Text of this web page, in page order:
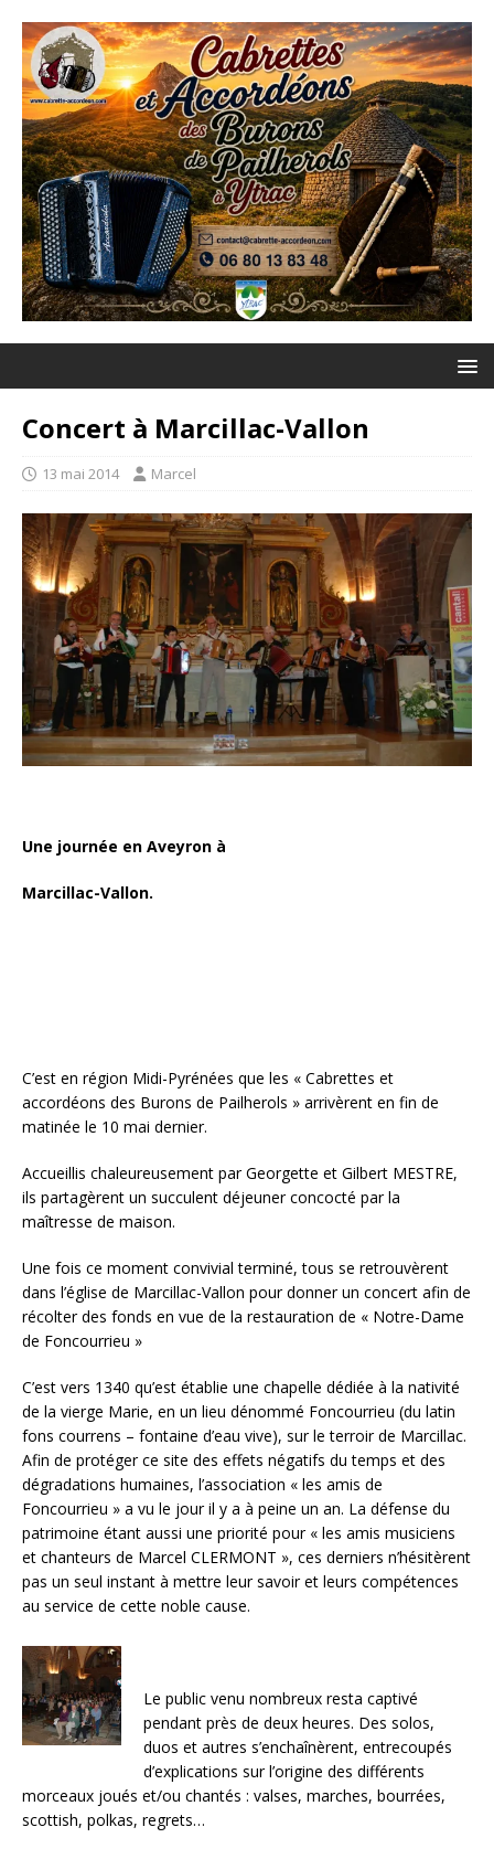
Concert à Marcillac-Vallon
13 mai 2014 Marcel
Une journée en Aveyron à
Marcillac-Vallon.
C’est en région Midi-Pyrénées que les « Cabrettes et
accordéons des Burons de Pailherols » arrivèrent en fin de
matinée le 10 mai dernier.
Accueillis chaleureusement par Georgette et Gilbert MESTRE,
ils partagèrent un succulent déjeuner concocté par la
maîtresse de maison.
Une fois ce moment convivial terminé, tous se retrouvèrent
dans l’église de Marcillac-Vallon pour donner un concert afin de
récolter des fonds en vue de la restauration de « Notre-Dame
de Foncourrieu »
C’est vers 1340 qu’est établie une chapelle dédiée à la nativité
de la vierge Marie, en un lieu dénommé Foncourrieu (du latin
fons courrens – fontaine d’eau vive), sur le terroir de Marcillac.
Afin de protéger ce site des effets négatifs du temps et des
dégradations humaines, l’association « les amis de
Foncourrieu » a vu le jour il y a à peine un an. La défense du
patrimoine étant aussi une priorité pour « les amis musiciens
et chanteurs de Marcel CLERMONT », ces derniers n’hésitèrent
pas un seul instant à mettre leur savoir et leurs compétences
au service de cette noble cause.
Le public venu nombreux resta captivé
pendant près de deux heures. Des solos,
duos et autres s’enchaînèrent, entrecoupés
d’explications sur l’origine des différents
morceaux joués et/ou chantés : valses, marches, bourrées,
scottish, polkas, regrets…